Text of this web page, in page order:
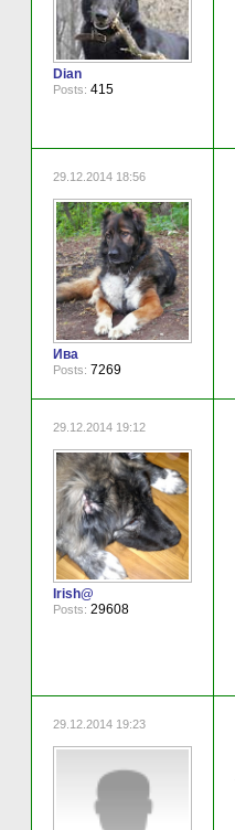
Dian
Posts: 415
29.12.2014 18:56
Ива
Posts: 7269
29.12.2014 19:12
Irish@
Posts: 29608
29.12.2014 19:23